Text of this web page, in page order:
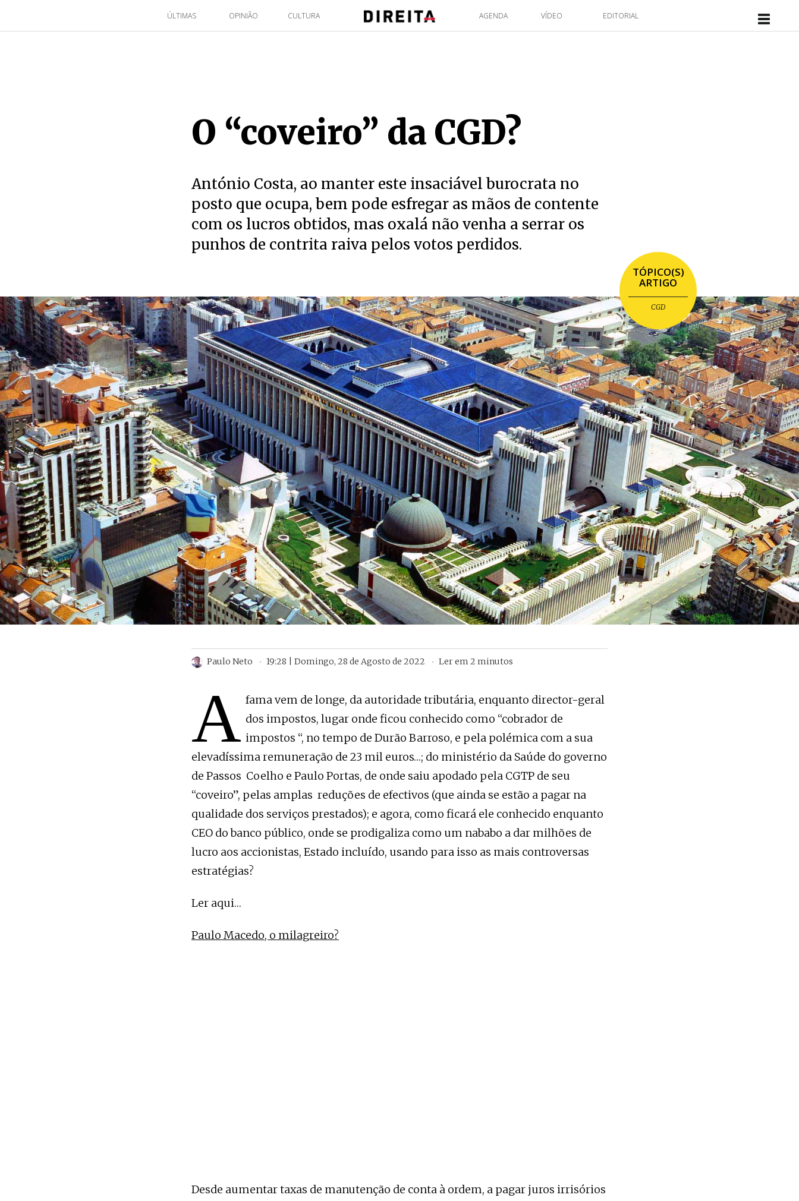
ÚLTIMAS OPINIÃO CULTURA AGENDA VÍDEO EDITORIAL
O “coveiro” da CGD?
António Costa, ao manter este insaciável burocrata no
posto que ocupa, bem pode esfregar as mãos de contente
com os lucros obtidos, mas oxalá não venha a serrar os
punhos de contrita raiva pelos votos perdidos.
TÓPICO(S)
ARTIGO
CGD
Paulo Neto 19:28 | Domingo, 28 de Agosto de 2022 Ler em 2 minutos
A fama vem de longe, da autoridade tributária, enquanto director-geral
dos impostos, lugar onde ficou conhecido como “cobrador de
impostos “, no tempo de Durão Barroso, e pela polémica com a sua
elevadíssima remuneração de 23 mil euros…; do ministério da Saúde do governo
de Passos Coelho e Paulo Portas, de onde saiu apodado pela CGTP de seu
“coveiro”, pelas amplas reduções de efectivos (que ainda se estão a pagar na
qualidade dos serviços prestados); e agora, como ficará ele conhecido enquanto
CEO do banco público, onde se prodigaliza como um nababo a dar milhões de
lucro aos accionistas, Estado incluído, usando para isso as mais controversas
estratégias?
Ler aqui…
Paulo Macedo, o milagreiro?
Desde aumentar taxas de manutenção de conta à ordem, a pagar juros irrisórios